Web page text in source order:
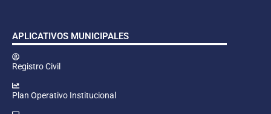
APLICATIVOS MUNICIPALES
Registro Civil
Plan Operativo Institucional